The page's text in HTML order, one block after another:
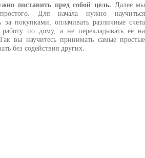
поставить пред собой цель. Далее мы
Для начала нужно научиться
за покупками, оплачивать различные счета
по дому, а не перекладывать её на
вы научитесь принимать самые простые
без содействия других.